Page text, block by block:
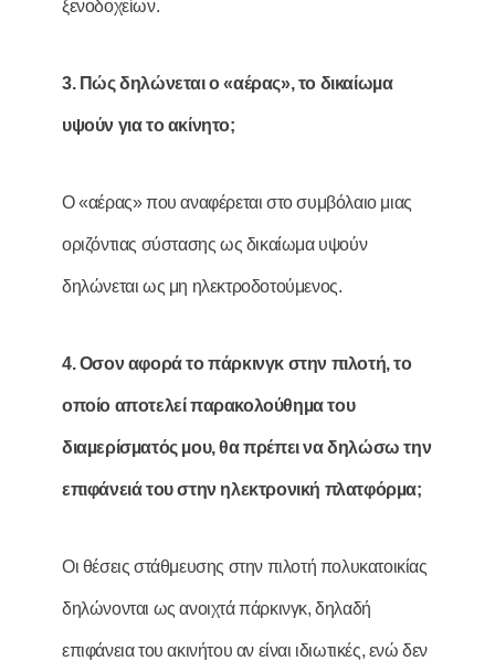
ξενοδοχείων.
3. Πώς δηλώνεται ο «αέρας», το δικαίωµα
υψούν για το ακίνητο;
Ο «αέρας» που αναφέρεται στο συμβόλαιο μιας
οριζόντιας σύστασης ως δικαίωμα υψούν
δηλώνεται ως μη ηλεκτροδοτούμενος.
4. Οσον αφορά το πάρκινγκ στην πιλοτή, το
οποίο αποτελεί παρακολούθηµα του
διαµερίσµατός µου, θα πρέπει να δηλώσω την
επιφάνειά του στην ηλεκτρονική πλατφόρµα;
Οι θέσεις στάθμευσης στην πιλοτή πολυκατοικίας
δηλώνονται ως ανοιχτά πάρκινγκ, δηλαδή
επιφάνεια του ακινήτου αν είναι ιδιωτικές, ενώ δεν